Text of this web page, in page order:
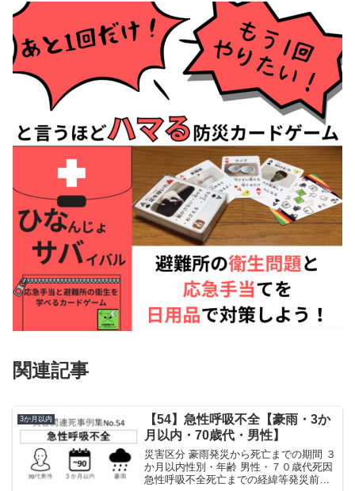
関連記事
3か月以内
【54】急性呼吸不全【豪雨・3か
月以内・70歳代・男性】
災害区分 豪雨発災から死亡までの期間 ３
か月以内性別・年齢 男性・７０歳代死因
急性呼吸不全死亡までの経緯等発災前よ